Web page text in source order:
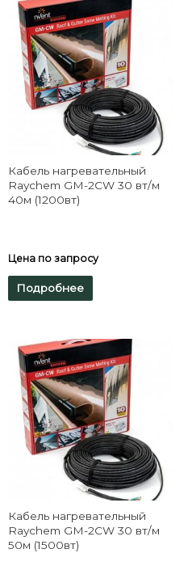
Кабель нагревательный
Raychem GM-2CW 30 вт/м
40м (1200вт)
Цена по запросу
Подробнее
Кабель нагревательный
Raychem GM-2CW 30 вт/м
50м (1500вт)